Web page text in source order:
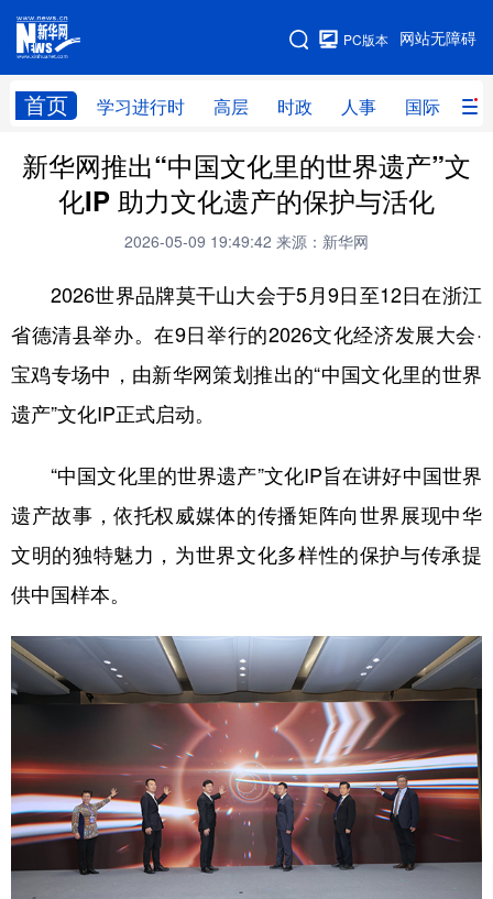
网站无障碍
PC版本
首页 学习进行时 高层 时政 人事 国际 财
网站地图
学习进行时 高层 时政 人事
国际 财经 网评 港澳
科技 科创 量子 体育
文化 书画 健康
食品 人居 信息化 数字经济
公益 一带一路 亚太网 上市公司
地方频道
天津 河北
新华网推出“中国文化里的世界遗产”文
化IP 助力文化遗产的保护与活化
2026-05-09 19:49:42 来源：新华网
2026世界品牌莫干山大会于5月9日至12日在浙江
省德清县举办。在9日举行的2026文化经济发展大会·
宝鸡专场中，由新华网策划推出的“中国文化里的世界
遗产”文化IP正式启动。
“中国文化里的世界遗产”文化IP旨在讲好中国世界
遗产故事，依托权威媒体的传播矩阵向世界展现中华
文明的独特魅力，为世界文化多样性的保护与传承提
供中国样本。